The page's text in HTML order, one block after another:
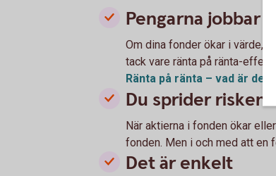
Pengarna jobbar
Om dina fonder ökar i värde,
tack vare ränta på ränta-
Ränta på ränta – vad är det?
Du sprider risken
När aktierna i fonden ökar
fonden. Men i och med att en
Det är enkelt